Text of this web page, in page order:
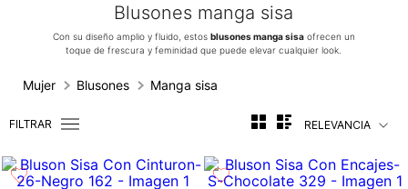
Blusones manga sisa
Con su diseño amplio y fluido, estos blusones manga sisaofrecen un
toque de frescura y feminidad que puede elevar cualquier look.
Mujer Blusones Manga sisa
FILTRAR RELEVANCIA
tiro alto
5.
blazer
6.
falda
8.
short